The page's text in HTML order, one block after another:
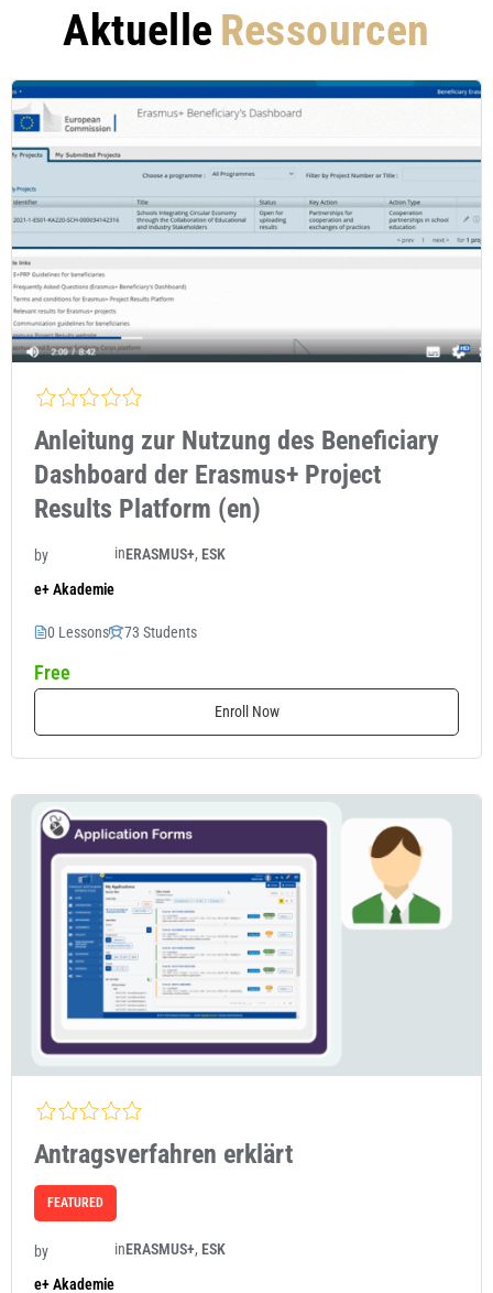
Aktuelle Ressourcen
Anleitung zur Nutzung des Beneficiary
Dashboard der Erasmus+ Project
Results Platform (en)
by
e+ Akademie
inERASMUS+, ESK
0 Lessons 73 Students
Free
Enroll Now
Antragsverfahren erklärt
FEATURED
by
e+ Akademie
inERASMUS+, ESK